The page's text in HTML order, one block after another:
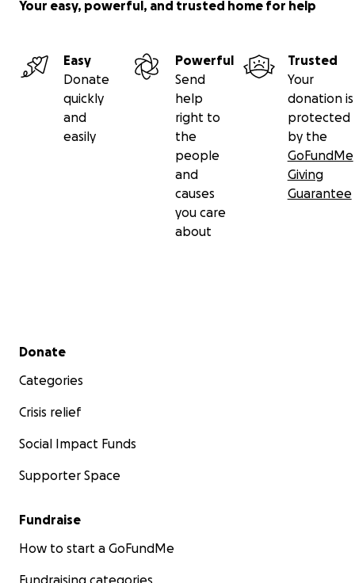
Your easy, powerful, and trusted home for help
Easy
Donate
quickly
and
easily
Powerful
Send
help
right to
the
people
and
causes
you care
about
Trusted
Your
donation is
protected
by the
GoFundMe
Giving
Guarantee
Secondary menu
Donate
Categories
Crisis relief
Social Impact Funds
Supporter Space
Fundraise
How to start a GoFundMe
Fundraising categories